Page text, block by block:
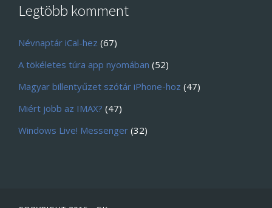
Legtöbb komment
Névnaptár iCal-hez (67)
A tökéletes túra app nyomában (52)
Magyar billentyűzet szótár iPhone-hoz (47)
Miért jobb az IMAX? (47)
Windows Live! Messenger (32)